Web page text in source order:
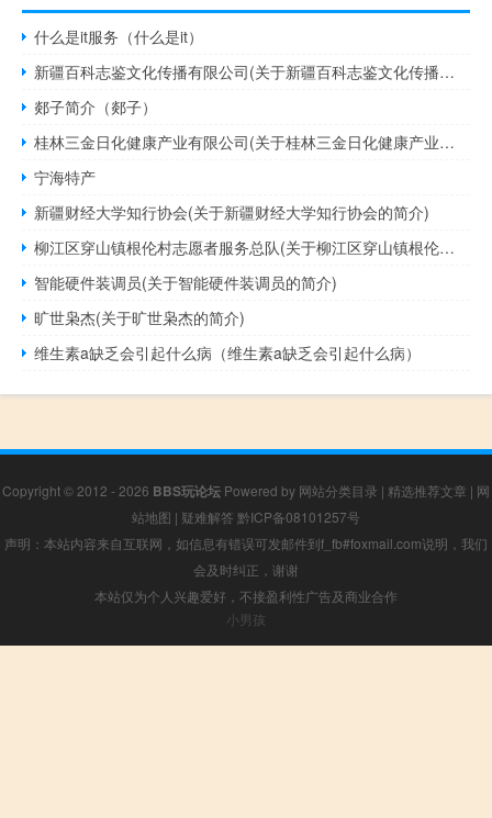
什么是it服务（什么是it）
新疆百科志鉴文化传播有限公司(关于新疆百科志鉴文化传播有限公司的简介)
郯子简介（郯子）
桂林三金日化健康产业有限公司(关于桂林三金日化健康产业有限公司的简介)
宁海特产
新疆财经大学知行协会(关于新疆财经大学知行协会的简介)
柳江区穿山镇根伦村志愿者服务总队(关于柳江区穿山镇根伦村志愿者服务总队的简介)
智能硬件装调员(关于智能硬件装调员的简介)
旷世枭杰(关于旷世枭杰的简介)
维生素a缺乏会引起什么病（维生素a缺乏会引起什么病）
Copyright © 2012 - 2026 BBS玩论坛 Powered by 网站分类目录 | 精选推荐文章 | 网
站地图 | 疑难解答 黔ICP备08101257号
声明：本站内容来自互联网，如信息有错误可发邮件到f_fb#foxmail.com说明，我们
会及时纠正，谢谢
本站仅为个人兴趣爱好，不接盈利性广告及商业合作
小男孩